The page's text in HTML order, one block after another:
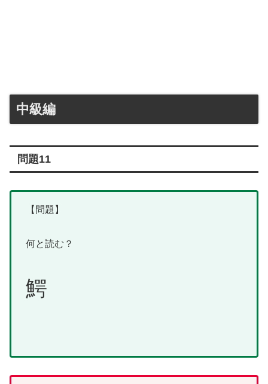
中級編
問題11
【問題】
何と読む？
鰐